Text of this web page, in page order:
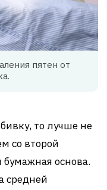
пятен от
то лучше не
со второй
основа.
средней